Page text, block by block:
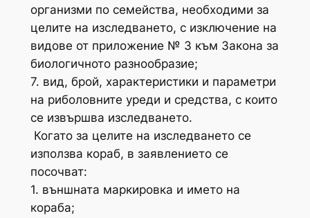
организми по семейства, необходими за
целите на изследването, с изключение на
видове от приложение № 3 към Закона за
биологичното разнообразие;
7. вид, брой, характеристики и параметри
на риболовните уреди и средства, с които
се извършва изследването.
Когато за целите на изследването се
използва кораб, в заявлението се
посочват:
1. външната маркировка и името на
кораба;